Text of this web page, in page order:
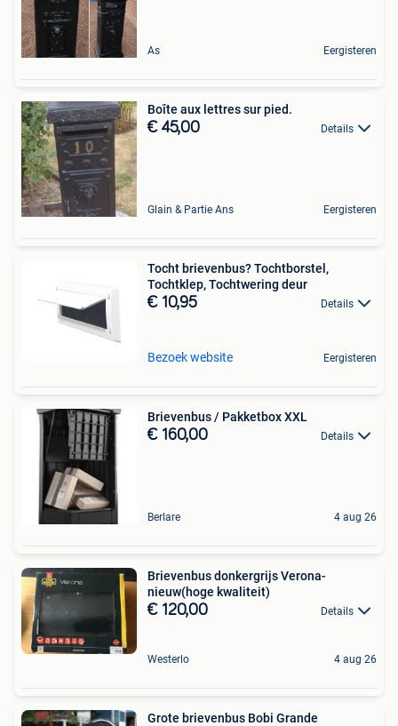
As Eergisteren
Boîte aux lettres sur pied.
€ 45,00 Details
Glain & Partie Ans Eergisteren
Tocht brievenbus? Tochtborstel,
Tochtklep, Tochtwering deur
€ 10,95 Details
Bezoek website Eergisteren
Brievenbus / Pakketbox XXL
€ 160,00 Details
Berlare 4 aug 26
Brievenbus donkergrijs Verona-
nieuw(hoge kwaliteit)
€ 120,00 Details
Westerlo 4 aug 26
Grote brievenbus Bobi Grande